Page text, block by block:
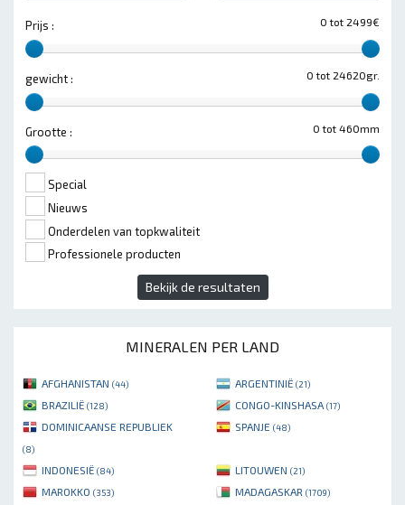
0 tot 2499€
Prijs :
0 tot 24620gr.
gewicht :
0 tot 460mm
Grootte :
Special
Nieuws
Onderdelen van topkwaliteit
Professionele producten
Bekijk de resultaten
MINERALEN PER LAND
AFGHANISTAN (44) ARGENTINIË (21)
BRAZILIË (128) CONGO-KINSHASA (17)
DOMINICAANSE REPUBLIEK
(8)
SPANJE (48)
INDONESIË (84) LITOUWEN (21)
MAROKKO (353) MADAGASKAR (1709)